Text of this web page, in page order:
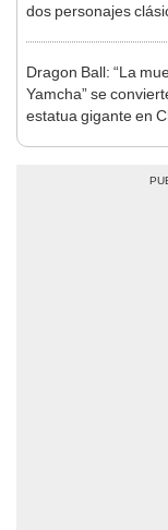
dos personajes
Dragon Ball: “La
Yamcha” se
estatua gigante en